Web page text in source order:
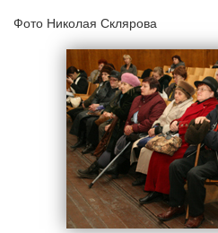
Фото Николая Склярова